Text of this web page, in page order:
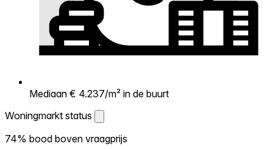
Mediaan € 4.237/m² in de buurt
Woningmarkt status
Woningmarkt status
74% bood boven vraagprijs